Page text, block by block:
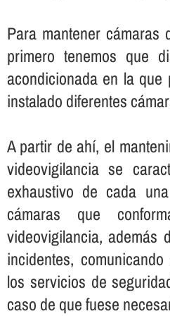
Para mantener cámaras
primero tenemos que
acondicionada en la que
instalado diferentes
A partir de ahí­, el
videovigilancia se
exhaustivo de cada
cámaras que
videovigilancia, además
incidentes,
los servicios de
caso de que fuese